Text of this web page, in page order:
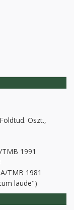
Oszt.,
1991
TMB 1981
laude")